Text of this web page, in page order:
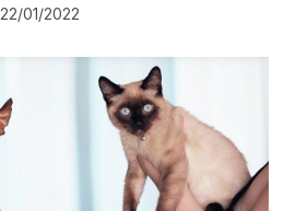
22/01/2022